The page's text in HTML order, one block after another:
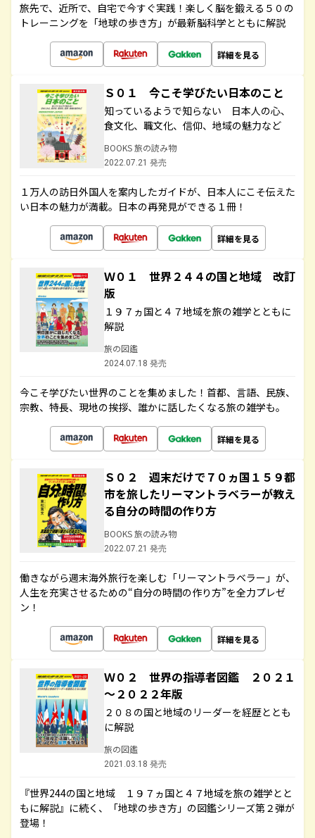
旅先で、近所で、自宅で今すぐ実践！楽しく脳を鍛える５０の
トレーニングを「地球の歩き方」が最新脳科学とともに解説
詳細を見る
Ｓ０１ 今こそ学びたい日本のこと
知っているようで知らない 日本人の心、
食文化、職文化、信仰、地域の魅力など
BOOKS 旅の読み物
2022.07.21 発売
１万人の訪日外国人を案内したガイドが、日本人にこそ伝えた
い日本の魅力が満載。日本の再発見ができる１冊！
詳細を見る
Ｗ０１ 世界２４４の国と地域 改訂
版
１９７ヵ国と４７地域を旅の雑学とともに
解説
旅の図鑑
2024.07.18 発売
今こそ学びたい世界のことを集めました！首都、言語、民族、
宗教、特長、現地の挨拶、誰かに話したくなる旅の雑学も。
詳細を見る
Ｓ０２ 週末だけで７０ヵ国１５９都
市を旅したリーマントラベラーが教え
る自分の時間の作り方
BOOKS 旅の読み物
2022.07.21 発売
働きながら週末海外旅行を楽しむ「リーマントラベラー」が、
人生を充実させるための“自分の時間の作り方”を全力プレゼ
ン！
詳細を見る
Ｗ０２ 世界の指導者図鑑 ２０２１
～２０２２年版
２０８の国と地域のリーダーを経歴ととも
に解説
旅の図鑑
2021.03.18 発売
『世界244の国と地域 １９７ヵ国と４７地域を旅の雑学とと
もに解説』に続く、「地球の歩き方」の図鑑シリーズ第２弾が
登場！